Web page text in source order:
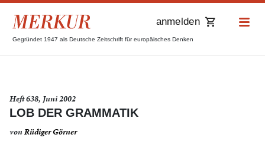
Gegründet 1947 als Deutsche Zeitschrift für europäisches Denken
anmelden
Heft 638, Juni 2002
LOB DER GRAMMATIK
vonRüdiger Görner